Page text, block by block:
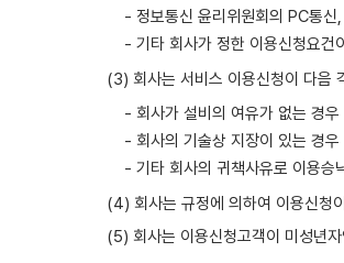
- 정보통신 윤리위원회의 PC통신
- 기타 회사가 정한 이용신청요건
(3) 회사는 서비스 이용신청이 다음
- 회사가 설비의 여유가 없는 경우
- 회사의 기술상 지장이 있는 경우
- 기타 회사의 귀책사유로 이용승
(4) 회사는 규정에 의하여 이용신청
(5) 회사는 이용신청고객이 미성년